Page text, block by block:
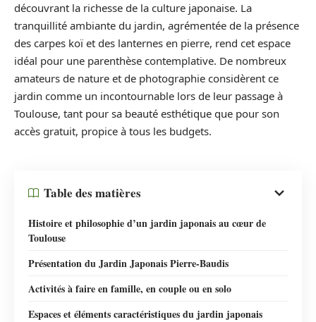
découvrant la richesse de la culture japonaise. La
tranquillité ambiante du jardin, agrémentée de la présence
des carpes koï et des lanternes en pierre, rend cet espace
idéal pour une parenthèse contemplative. De nombreux
amateurs de nature et de photographie considèrent ce
jardin comme un incontournable lors de leur passage à
Toulouse, tant pour sa beauté esthétique que pour son
accès gratuit, propice à tous les budgets.
Table des matières
Histoire et philosophie d’un jardin japonais au cœur de
Toulouse
Présentation du Jardin Japonais Pierre-Baudis
Activités à faire en famille, en couple ou en solo
Espaces et éléments caractéristiques du jardin japonais